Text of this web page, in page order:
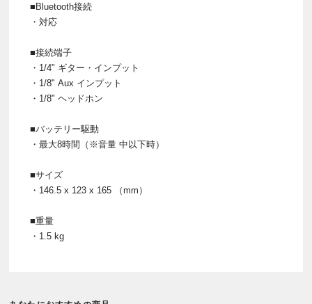
■Bluetooth接続
・対応
■接続端子
・1/4" ギター・インプット
・1/8" Aux インプット
・1/8" ヘッドホン
■バッテリー駆動
・最大8時間（※音量 中以下時）
■サイズ
・146.5 x 123 x 165 （mm）
■重量
・1.5 kg